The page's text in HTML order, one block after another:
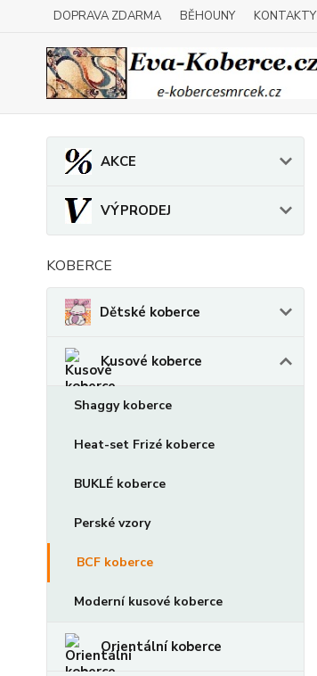
DOPRAVA ZDARMA BĚHOUNY KONTAKTY
AKCE
VÝPRODEJ
KOBERCE
Dětské koberce
Kusové koberce
Shaggy koberce
Heat-set Frizé koberce
BUKLÉ koberce
Perské vzory
BCF koberce
Moderní kusové koberce
Orientální koberce